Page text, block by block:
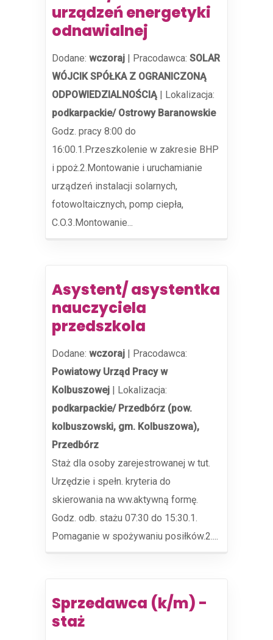
urządzeń energetyki
odnawialnej
Dodane: wczoraj | Pracodawca: SOLAR
WÓJCIK SPÓŁKA Z OGRANICZONĄ
ODPOWIEDZIALNOŚCIĄ | Lokalizacja:
podkarpackie/ Ostrowy Baranowskie
Godz. pracy 8:00 do
16:00.1.Przeszkolenie w zakresie BHP
i ppoż.2.Montowanie i uruchamianie
urządzeń instalacji solarnych,
fotowoltaicznych, pomp ciepła,
C.O.3.Montowanie...
Asystent/ asystentka
nauczyciela
przedszkola
Dodane: wczoraj | Pracodawca:
Powiatowy Urząd Pracy w
Kolbuszowej | Lokalizacja:
podkarpackie/ Przedbórz (pow.
kolbuszowski, gm. Kolbuszowa),
Przedbórz
Staż dla osoby zarejestrowanej w tut.
Urzędzie i spełn. kryteria do
skierowania na ww.aktywną formę.
Godz. odb. stażu 07:30 do 15:30.1.
Pomaganie w spożywaniu posiłków.2....
Sprzedawca (k/m) -
staż